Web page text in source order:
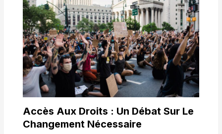
Accès Aux Droits : Un Débat Sur Le
Changement Nécessaire